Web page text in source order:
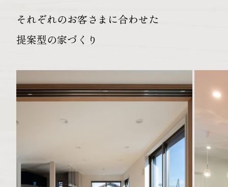
それぞれのお客さまに合わせた
提案型の家づくり